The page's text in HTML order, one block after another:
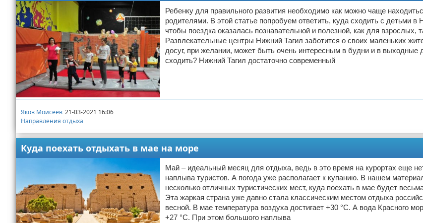
Ребенку для правильного развития необходимо как можно чаще
родителями. В этой статье попробуем ответить, куда сходить с детьми в
чтобы поездка оказалась познавательной и полезной, как для взрослых,
Развлекательные центры Нижний Тагил заботится о своих маленьких
досуг, при желании, может быть очень интересным в будни и в выходные
сходить? Нижний Тагил достаточно современный
Яков Моисеев 21-03-2021 16:06
Направления отдыха
Куда поехать отдыхать в мае на море
Май – идеальный месяц для отдыха, ведь в это время на курортах еще
наплыва туристов. А погода уже располагает к купанию. В нашем
несколько отличных туристических мест, куда поехать в мае будет
Эта жаркая страна уже давно стала классическим местом отдыха
весной. В мае температура воздуха достигает +30 °C. А вода Красного
+27 °C. При этом большого наплыва